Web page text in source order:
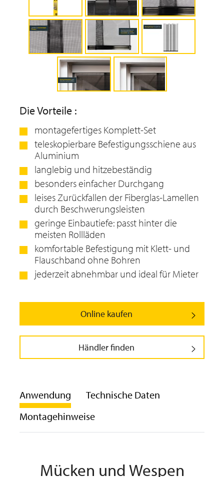
Die Vorteile :
montagefertiges Komplett-Set
teleskopierbare Befestigungsschiene aus
Aluminium
langlebig und hitzebeständig
besonders einfacher Durchgang
leises Zurückfallen der Fiberglas-Lamellen
durch Beschwerungsleisten
geringe Einbautiefe: passt hinter die
meisten Rollläden
komfortable Befestigung mit Klett- und
Flauschband ohne Bohren
jederzeit abnehmbar und ideal für Mieter
Online kaufen
Händler finden
Anwendung
Technische Daten
Montagehinweise
Mücken und Wespen